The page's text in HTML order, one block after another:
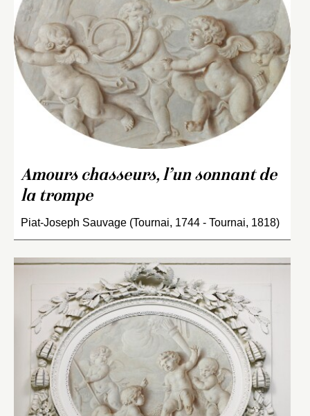
Amours chasseurs, l’un sonnant de
la trompe
Piat-Joseph Sauvage (Tournai, 1744 - Tournai, 1818)